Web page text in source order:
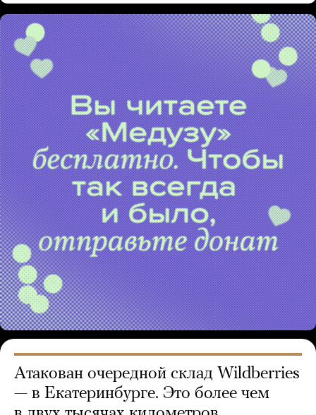
Атакован очередной склад Wildberries
— в Екатеринбурге. Это более чем